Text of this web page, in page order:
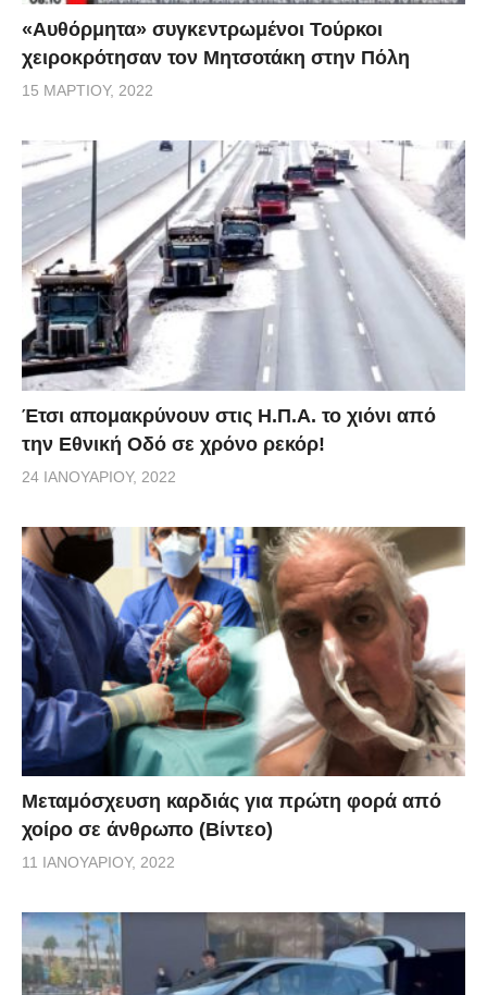
«Αυθόρμητα» συγκεντρωμένοι Τούρκοι
χειροκρότησαν τον Μητσοτάκη στην Πόλη
15 ΜΑΡΤΊΟΥ, 2022
Έτσι απομακρύνουν στις Η.Π.Α. το χιόνι από
την Εθνική Οδό σε χρόνο ρεκόρ!
24 ΙΑΝΟΥΑΡΊΟΥ, 2022
Μεταμόσχευση καρδιάς για πρώτη φορά από
χοίρο σε άνθρωπο (Βίντεο)
11 ΙΑΝΟΥΑΡΊΟΥ, 2022